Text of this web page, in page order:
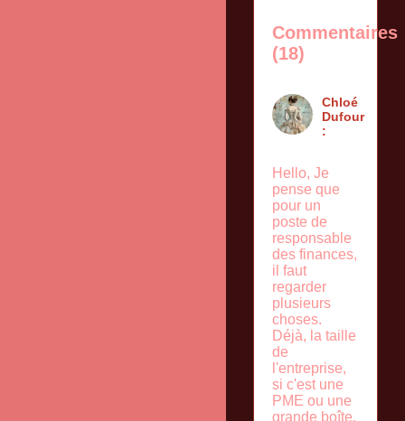
Commentaires
(18)
Chloé
Dufour
:
Hello, Je
pense que
pour un
poste de
responsable
des finances,
il faut
regarder
plusieurs
choses.
Déjà, la taille
de
l'entreprise,
si c'est une
PME ou une
grande boîte,